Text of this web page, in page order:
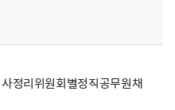
정리위원회별정직공무원채